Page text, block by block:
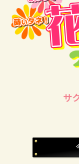
サ